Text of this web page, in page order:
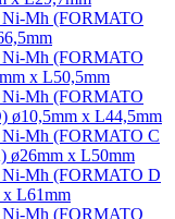
Ni-Mh (FORMATO
Ni-Mh (FORMATO
x L50,5mm
Ni-Mh (FORMATO
x L44,5mm
Ni-Mh (FORMATO C
x L50mm
Ni-Mh (FORMATO D
L61mm
Ni-Mh (FORMATO